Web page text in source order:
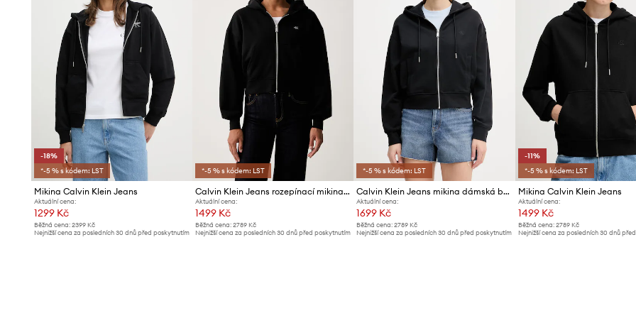
-18%
*-5 % s kódem: LST
Mikina Calvin Klein Jeans
Aktuální cena:
1299 Kč
Běžná cena: 2399 Kč
Nejnižší cena za posledních 30 dnů před poskytnutím
*-5 % s kódem: LST
Calvin Klein Jeans rozepínací mikina s kapucí dámská bavlněná
Aktuální cena:
1499 Kč
Běžná cena:2789 Kč
Nejnižší cena za posledních 30 dnů před poskytnutím
*-5 % s kódem: LST
Calvin Klein Jeans mikina dámská bavlněná
Aktuální cena:
1699 Kč
Běžná cena: 2789 Kč
Nejnižší cena za posledních 30 dnů před poskytnutím
-11%
*-5 % s kódem: LST
Mikina Calvin Klein Jeans
Aktuální cena:
1499 Kč
Běžná cena: 2789 Kč
Nejnižší cena za posledních 30 dnů